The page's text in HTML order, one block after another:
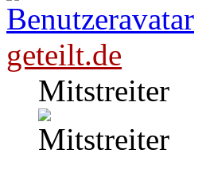
geteilt.de
Mitstreiter